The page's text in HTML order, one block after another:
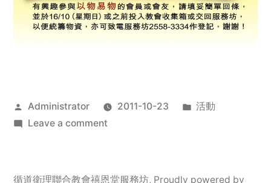
Posted
by
Administrator 2011-10-23
Posted
活動
Leave a commenton
服
循道衛理聯合教會禧恩堂服務坊, Proudly powered by